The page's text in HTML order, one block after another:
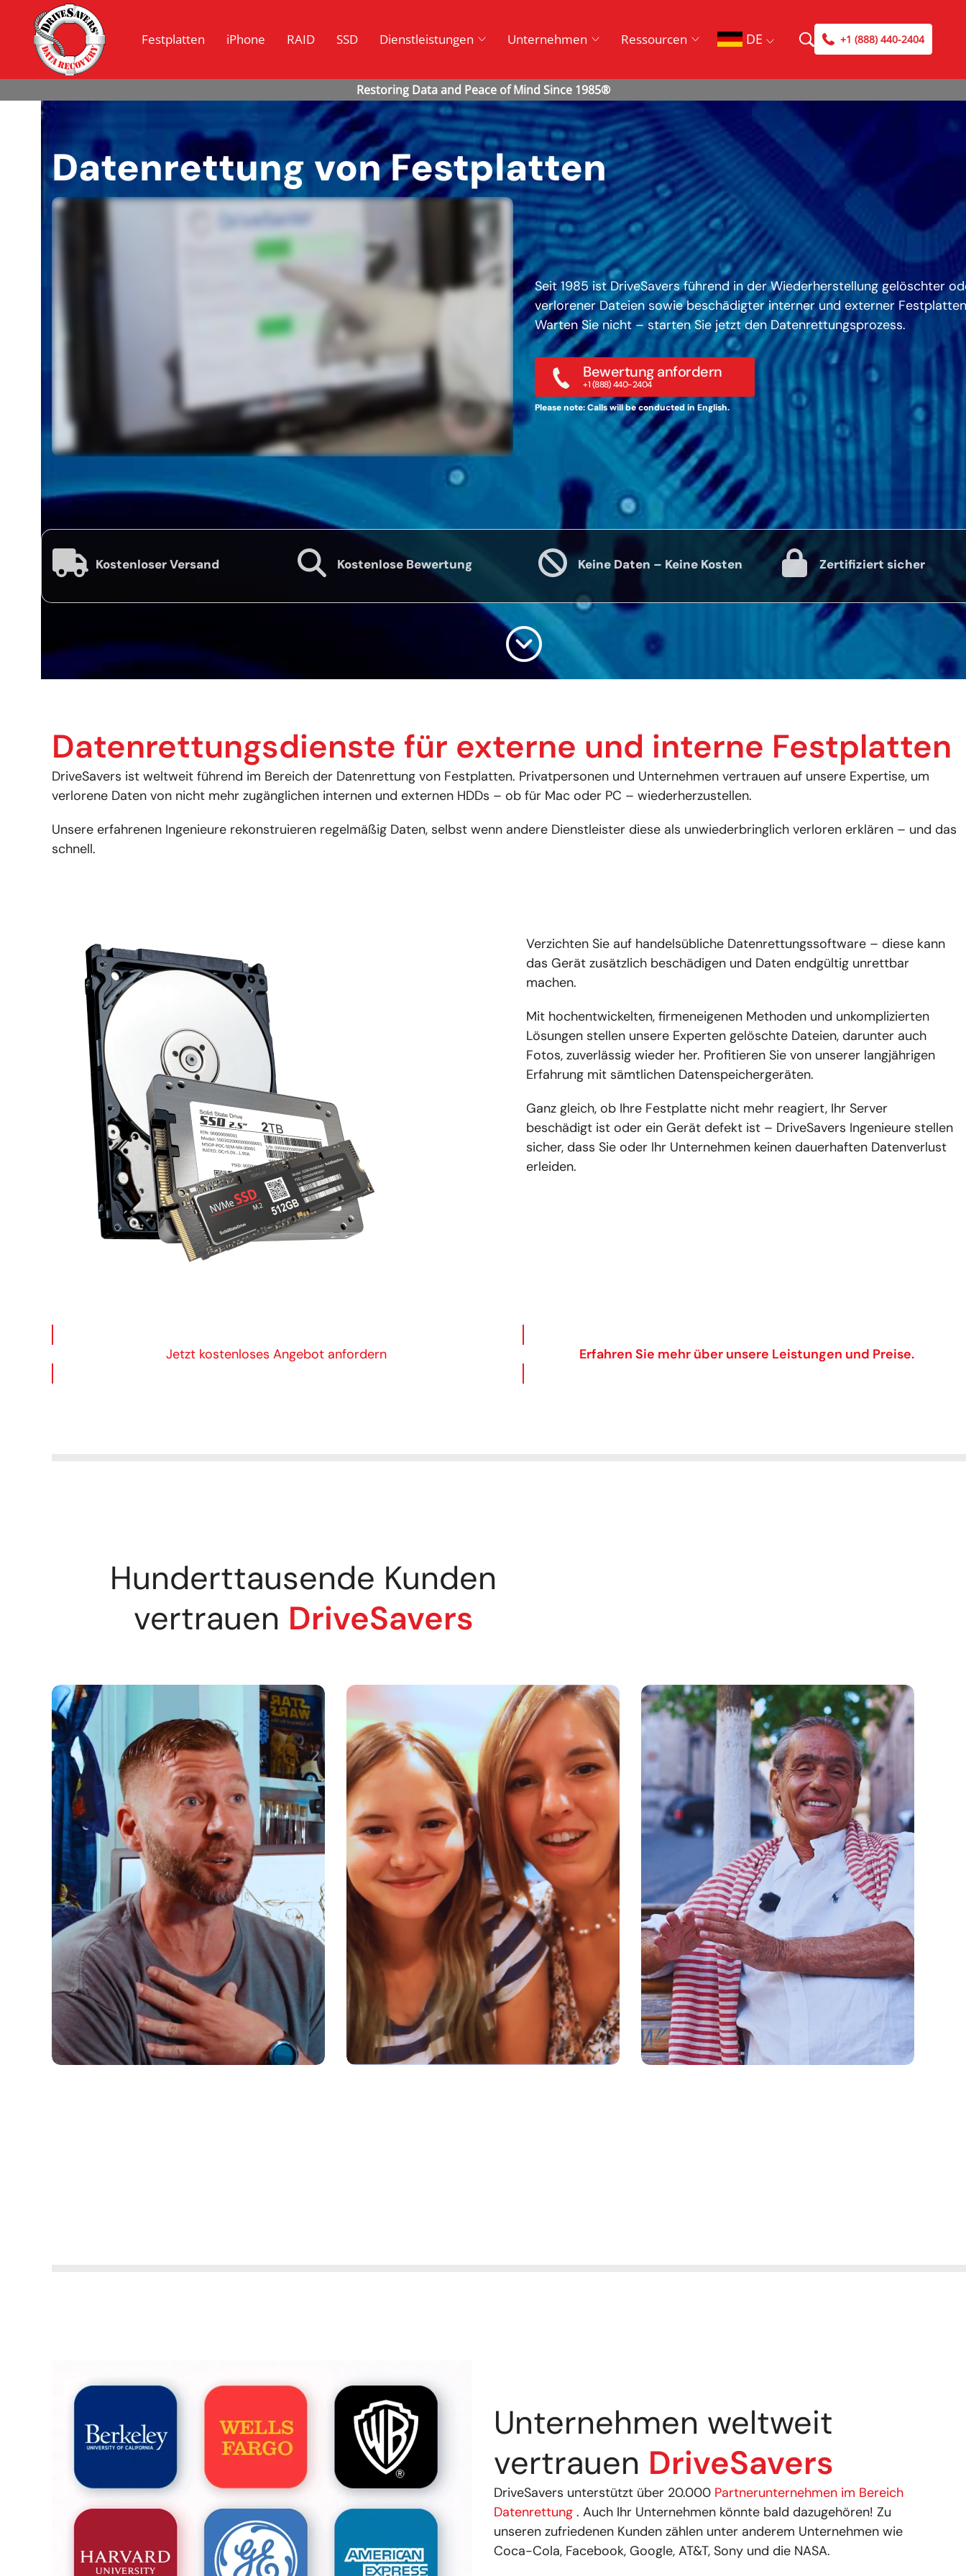
Festplatten iPhone RAID SSD Dienstleistungen Unternehmen Ressourcen DE +1 (888) 440-2404
Datenrettung von Festplatten
Seit 1985 ist DriveSavers führend in der Wiederherstellung gelöschter
verlorener Dateien sowie beschädigter interner und externer
Warten Sie nicht – starten Sie jetzt den Datenrettungsprozess.
Bewertung anfordern
+1 (888) 440-2404
Please note: Calls will be conducted in English.
Kostenloser Versand Kostenlose Bewertung Keine Daten – Keine Kosten Zertifiziert sicher
Datenrettungsdienste für externe und interne Festplatten
DriveSavers ist weltweit führend im Bereich der Datenrettung von Festplatten. Privatpersonen und Unternehmen vertrauen auf unsere Expertise, um
verlorene Daten von nicht mehr zugänglichen internen und externen HDDs – ob für Mac oder PC – wiederherzustellen.
Unsere erfahrenen Ingenieure rekonstruieren regelmäßig Daten, selbst wenn andere Dienstleister diese als unwiederbringlich verloren erklären – und das
schnell.
Verzichten Sie auf handelsübliche Datenrettungssoftware – diese kann
das Gerät zusätzlich beschädigen und Daten endgültig unrettbar
machen.
Mit hochentwickelten, firmeneigenen Methoden und unkomplizierten
Lösungen stellen unsere Experten gelöschte Dateien, darunter auch
Fotos, zuverlässig wieder her. Profitieren Sie von unserer langjährigen
Erfahrung mit sämtlichen Datenspeichergeräten.
Ganz gleich, ob Ihre Festplatte nicht mehr reagiert, Ihr Server
beschädigt ist oder ein Gerät defekt ist – DriveSavers Ingenieure stellen
sicher, dass Sie oder Ihr Unternehmen keinen dauerhaften Datenverlust
erleiden.
Jetzt kostenloses Angebot anfordern Erfahren Sie mehr über unsere Leistungen und Preise.
Hunderttausende Kunden
vertrauen DriveSavers
Unternehmen weltweit
vertrauen DriveSavers
DriveSavers unterstützt über 20.000 Partnerunternehmen im Bereich
Datenrettung . Auch Ihr Unternehmen könnte bald dazugehören! Zu
unseren zufriedenen Kunden zählen unter anderem Unternehmen wie
Coca-Cola, Facebook, Google, AT&T, Sony und die NASA.